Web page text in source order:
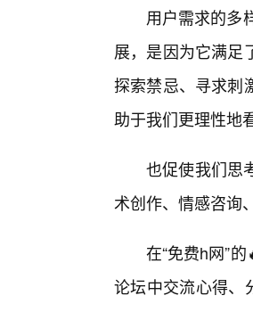
用户需求的多
展，是因为它满足
探索禁忌、寻求刺
助于我们更理性地
也促使我们思
术创作、情感咨询
在“免费h网”
论坛中交流心得、